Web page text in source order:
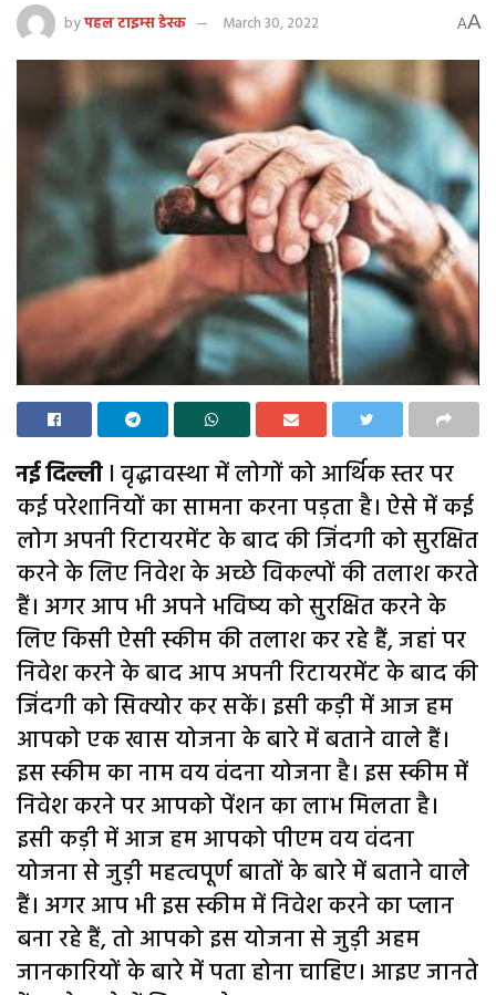
byपहल टाइम्स डेस्क March 30, 2022 AA
नई दिल्ली l वृद्धावस्था में लोगों को आर्थिक स्तर पर
कई परेशानियों का सामना करना पड़ता है। ऐसे में कई
लोग अपनी रिटायरमेंट के बाद की जिंदगी को सुरक्षित
करने के लिए निवेश के अच्छे विकल्पों की तलाश करते
हैं। अगर आप भी अपने भविष्य को सुरक्षित करने के
लिए किसी ऐसी स्कीम की तलाश कर रहे हैं, जहां पर
निवेश करने के बाद आप अपनी रिटायरमेंट के बाद की
जिंदगी को सिक्योर कर सकें। इसी कड़ी में आज हम
आपको एक खास योजना के बारे में बताने वाले हैं।
इस स्कीम का नाम वय वंदना योजना है। इस स्कीम में
निवेश करने पर आपको पेंशन का लाभ मिलता है।
इसी कड़ी में आज हम आपको पीएम वय वंदना
योजना से जुड़ी महत्वपूर्ण बातों के बारे में बताने वाले
हैं। अगर आप भी इस स्कीम में निवेश करने का प्लान
बना रहे हैं, तो आपको इस योजना से जुड़ी अहम
जानकारियों के बारे में पता होना चाहिए। आइए जानते